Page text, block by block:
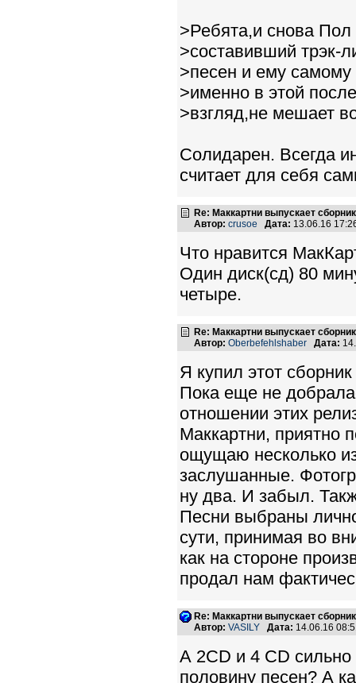
>Ребята,и снова Пол
>составивший трэк-
>песен и ему самому
>именно в этой
>взгляд,не мешает
Солидарен. Всегда
считает для себя
Re: Маккартни выпускает
Автор: crusoe Дата: 13.06.16
Что нравится
Один диск(сд) 80
четыре.
Re: Маккартни выпускает
Автор: Oberbefehlshaber Дата:
Я купил этот
Пока еще не
отношении этих
Маккартни, приятно
ощущаю несколько
заслушанные.
ну два. И забыл.
Песни выбраны
сути, принимая во
как на стороне
продал нам
Re: Маккартни выпускает
Автор: VASILY Дата: 14.06.16
А 2CD и 4 CD
половину песен? А